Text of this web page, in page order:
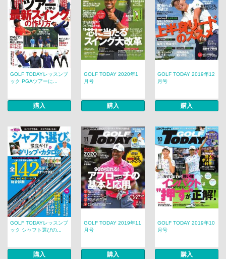
GOLF TODAYレッスンブ
ック PGAツアーに...
購入
GOLF TODAY 2020年1
月号
購入
GOLF TODAY 2019年12
月号
購入
GOLF TODAYレッスンブ
ック シャフト選びの...
購入
GOLF TODAY 2019年11
月号
購入
GOLF TODAY 2019年10
月号
購入